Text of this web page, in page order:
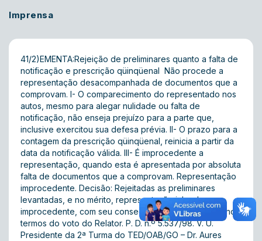
Imprensa
41/2)EMENTA:Rejeição de preliminares quanto a falta de
notificação e prescrição qüinqüenal  Não procede a
representação desacompanhada de documentos que a
comprovam. I- O comparecimento do representado nos
autos, mesmo para alegar nulidade ou falta de
notificação, não enseja prejuízo para a parte que,
inclusive exercitou sua defesa prévia. II- O prazo para a
contagem da prescrição qüinqüenal, reinicia a partir da
data da notificação válida. III- É improcedente a
representação, quando esta é apresentada por absoluta
falta de documentos que a comprovam. Representação
improcedente. Decisão: Rejeitadas as preliminares
levantadas, e no mérito, representação julgada
improcedente, com seu conseqüente arquivamento, nos
termos do voto do Relator. P. D. n.º 5.537/98. V. U.
Presidente da 2ª Turma do TED/OAB/GO – Dr. Aures